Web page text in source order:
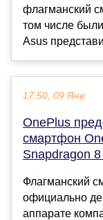
флагманский
том числе
Asus
17:50, 09 Янв
OnePlus
смартфон
Snapdragon
Флагманский
официально
аппарате